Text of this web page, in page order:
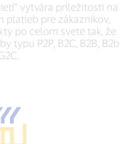
vytvára príležitosti na
pre zákazníkov,
po celom svete tak, že
typu P2P, B2C, B2B, B2b